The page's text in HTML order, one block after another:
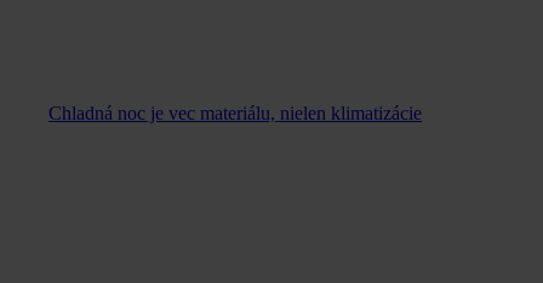
Chladná noc je vec materiálu, nielen klimatizácie